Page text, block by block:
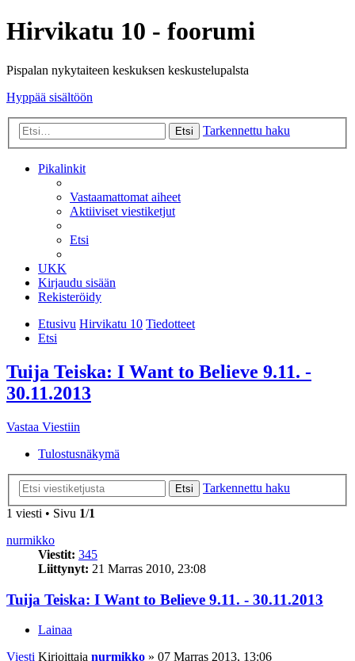
Hirvikatu 10 - foorumi
Pispalan nykytaiteen keskuksen keskustelupalsta
Hyppää sisältöön
Etsi Tarkennettu haku
Pikalinkit
Vastaamattomat aiheet
Aktiiviset viestiketjut
Etsi
UKK
Kirjaudu sisään
Rekisteröidy
Etusivu Hirvikatu 10 Tiedotteet
Etsi
Tuija Teiska: I Want to Believe 9.11. -
30.11.2013
Vastaa Viestiin
Tulostusnäkymä
Etsi
Tarkennettu haku
1 viesti • Sivu 1/1
nurmikko
Viestit: 345
Liittynyt: 21 Marras 2010, 23:08
Tuija Teiska: I Want to Believe 9.11. - 30.11.2013
Lainaa
Viesti Kirjoittaja nurmikko » 07 Marras 2013, 13:06